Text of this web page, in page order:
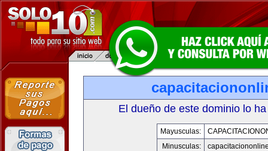
El dueño de este dominio lo
Mayusculas:
Minusculas: